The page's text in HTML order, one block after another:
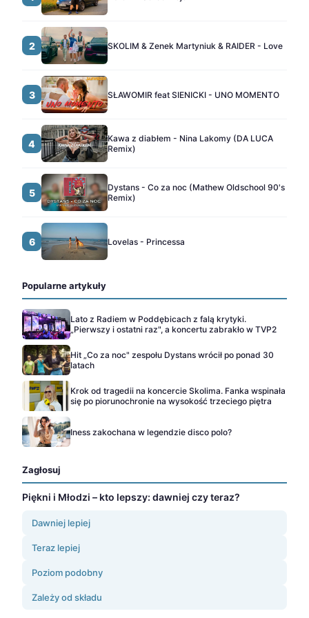
2 SKOLIM & Zenek Martyniuk & RAIDER - Love
3 SŁAWOMIR feat SIENICKI - UNO MOMENTO
4
Kawa z diabłem - Nina Lakomy (DA LUCA
Remix)
5
Dystans - Co za noc (Mathew Oldschool 90's
Remix)
6 Lovelas - Princessa
Popularne artykuły
Lato z Radiem w Poddębicach z falą krytyki.
„Pierwszy i ostatni raz", a koncertu zabrakło w TVP2
Hit „Co za noc" zespołu Dystans wrócił po ponad 30
latach
Krok od tragedii na koncercie Skolima. Fanka wspinała
się po piorunochronie na wysokość trzeciego piętra
Iness zakochana w legendzie disco polo?
Zagłosuj
Piękni i Młodzi – kto lepszy: dawniej czy teraz?
Dawniej lepiej
Teraz lepiej
Poziom podobny
Zależy od składu